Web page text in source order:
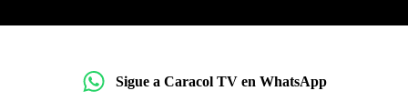
Sigue a Caracol TV en WhatsApp